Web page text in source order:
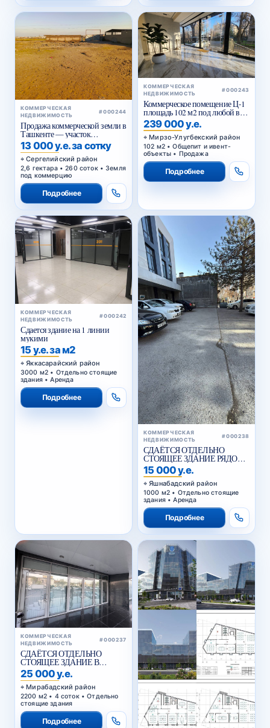
КОММЕРЧЕСКАЯ
НЕДВИЖИМОСТЬ
#000244
Продажа коммерческой земли в
Ташкенте — участок
промышленного назначения
2,6 га в Янги-Хаётском районе
13 000 у.е. за сотку
Сергелийский район
2,6 гектара • 260 соток • Земля
под коммерцию
Подробнее
КОММЕРЧЕСКАЯ
НЕДВИЖИМОСТЬ
#000243
Коммерческое помещение Ц-1
площадь 102 м2 под любой вид
коммерции 1 этаж
239 000 у.е.
Мирзо-Улугбекский район
102 м2 • Общепит и ивент-
объекты • Продажа
Подробнее
КОММЕРЧЕСКАЯ
НЕДВИЖИМОСТЬ
#000242
Сдается здание на 1 линии
мукими
15 у.е. за м2
Яккасарайский район
3000 м2 • Отдельно стоящие
здания • Аренда
Подробнее
КОММЕРЧЕСКАЯ
НЕДВИЖИМОСТЬ
#000238
СДАЁТСЯ ОТДЕЛЬНО
СТОЯЩЕЕ ЗДАНИЕ РЯДОМ
С ЖИГУЛИ БАР
15 000 у.е.
Яшнабадский район
1000 м2 • Отдельно стоящие
здания • Аренда
Подробнее
КОММЕРЧЕСКАЯ
НЕДВИЖИМОСТЬ
#000237
СДАЁТСЯ ОТДЕЛЬНО
СТОЯЩЕЕ ЗДАНИЕ В
АРЕНДУ В МИРАБАДСКОМ
РАЙОНЕ
25 000 у.е.
Мирабадский район
2200 м2 • 4 соток • Отдельно
стоящие здания
Подробнее